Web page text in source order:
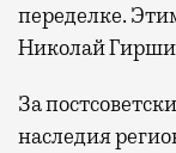
переделке.
Николай
За
наследия